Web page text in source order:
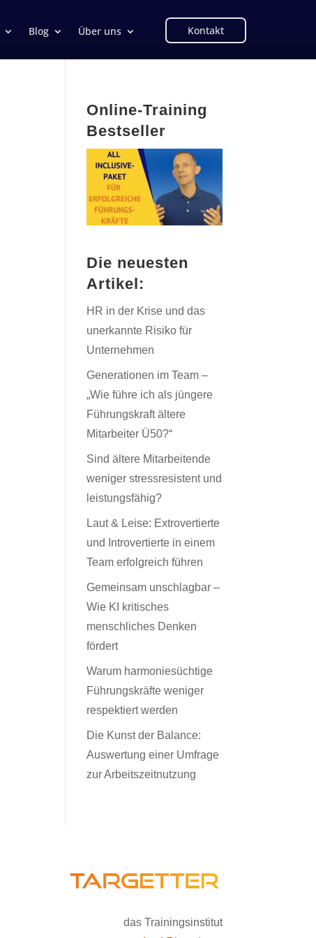
Blog Über uns Kontakt
Online-Training
Bestseller
Die neuesten
Artikel:
HR in der Krise und das
unerkannte Risiko für
Unternehmen
Generationen im Team –
„Wie führe ich als jüngere
Führungskraft ältere
Mitarbeiter Ü50?“
Sind ältere Mitarbeitende
weniger stressresistent und
leistungsfähig?
Laut & Leise: Extrovertierte
und Introvertierte in einem
Team erfolgreich führen
Gemeinsam unschlagbar –
Wie KI kritisches
menschliches Denken
fördert
Warum harmoniesüchtige
Führungskräfte weniger
respektiert werden
Die Kunst der Balance:
Auswertung einer Umfrage
zur Arbeitszeitnutzung
das Trainingsinstitut